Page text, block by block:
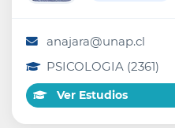
anajara@unap.cl
PSICOLOGIA (2361)
Ver Estudios